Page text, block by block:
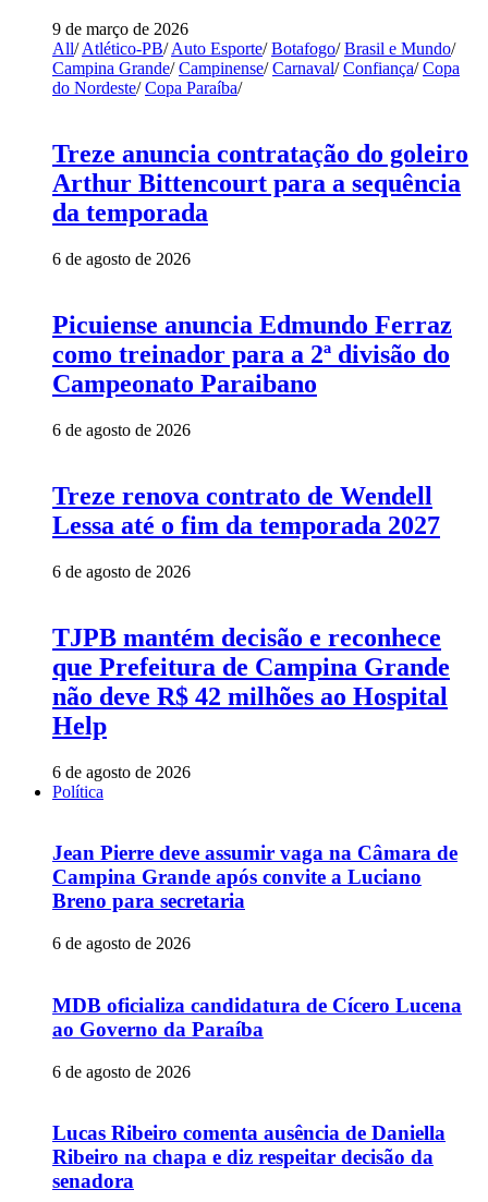
9 de março de 2026
All/ Atlético-PB/ Auto Esporte/ Botafogo/ Brasil e Mundo/
Campina Grande/ Campinense/ Carnaval/ Confiança/ Copa
do Nordeste/ Copa Paraíba/
Treze anuncia contratação do goleiro
Arthur Bittencourt para a sequência
da temporada
6 de agosto de 2026
Picuiense anuncia Edmundo Ferraz
como treinador para a 2ª divisão do
Campeonato Paraibano
6 de agosto de 2026
Treze renova contrato de Wendell
Lessa até o fim da temporada 2027
6 de agosto de 2026
TJPB mantém decisão e reconhece
que Prefeitura de Campina Grande
não deve R$ 42 milhões ao Hospital
Help
6 de agosto de 2026
Política
Jean Pierre deve assumir vaga na Câmara de
Campina Grande após convite a Luciano
Breno para secretaria
6 de agosto de 2026
MDB oficializa candidatura de Cícero Lucena
ao Governo da Paraíba
6 de agosto de 2026
Lucas Ribeiro comenta ausência de Daniella
Ribeiro na chapa e diz respeitar decisão da
senadora